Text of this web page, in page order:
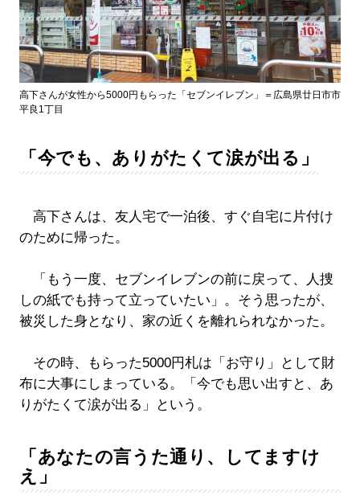
高下さんが女性から5000円もらった「セブンイレブン」＝広島県廿日市市
平良1丁目
「今でも、ありがたくて涙が出る」
高下さんは、友人宅で一泊後、すぐ自宅に片付け
のために帰った。
「もう一度、セブンイレブンの前に戻って、人捜
しの紙でも持って立っていたい」。そう思ったが、
被災した身となり、家の近くを離れられなかった。
その時、もらった5000円札は「お守り」として財
布に大事にしまっている。「今でも思い出すと、あ
りがたくて涙が出る」という。
「あなたの言うた通り、してますけ
え」